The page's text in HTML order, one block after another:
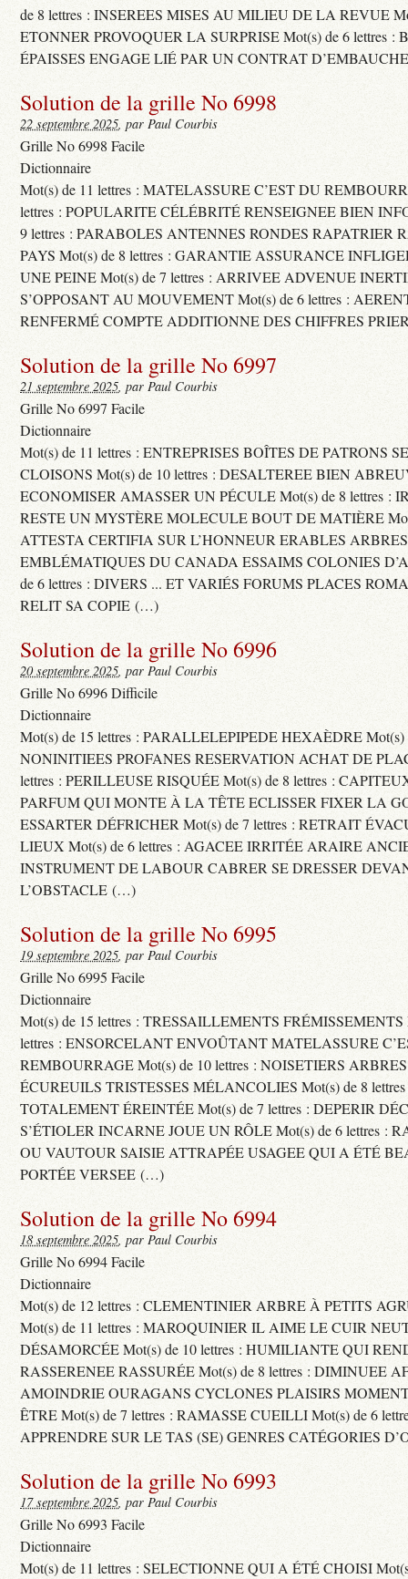
de 8 lettres : INSEREES MISES AU MILIEU DE LA REVUE
ETONNER PROVOQUER LA SURPRISE Mot(s) de 6 lettres :
ÉPAISSES ENGAGE LIÉ PAR UN CONTRAT
Solution de la grille No 6998
22 septembre 2025, par Paul Courbis
Grille No 6998 Facile
Dictionnaire
Mot(s) de 11 lettres : MATELASSURE C’EST DU
lettres : POPULARITE CÉLÉBRITÉ RENSEIGNEE BIEN
9 lettres : PARABOLES ANTENNES RONDES RAPATRIER
PAYS Mot(s) de 8 lettres : GARANTIE ASSURANCE
UNE PEINE Mot(s) de 7 lettres : ARRIVEE ADVENUE
S’OPPOSANT AU MOUVEMENT Mot(s) de 6 lettres :
RENFERMÉ COMPTE ADDITIONNE DES CHIFFRES
Solution de la grille No 6997
21 septembre 2025, par Paul Courbis
Grille No 6997 Facile
Dictionnaire
Mot(s) de 11 lettres : ENTREPRISES BOÎTES DE PATRONS
CLOISONS Mot(s) de 10 lettres : DESALTEREE BIEN
ECONOMISER AMASSER UN PÉCULE Mot(s) de 8 lettres :
RESTE UN MYSTÈRE MOLECULE BOUT DE MATIÈRE
ATTESTA CERTIFIA SUR L’HONNEUR ERABLES ARBRES
EMBLÉMATIQUES DU CANADA ESSAIMS COLONIES
de 6 lettres : DIVERS ... ET VARIÉS FORUMS PLACES
RELIT SA COPIE (…)
Solution de la grille No 6996
20 septembre 2025, par Paul Courbis
Grille No 6996 Difficile
Dictionnaire
Mot(s) de 15 lettres : PARALLELEPIPEDE HEXAÈDRE Mot(s)
NONINITIEES PROFANES RESERVATION ACHAT DE
lettres : PERILLEUSE RISQUÉE Mot(s) de 8 lettres :
PARFUM QUI MONTE À LA TÊTE ECLISSER FIXER LA
ESSARTER DÉFRICHER Mot(s) de 7 lettres : RETRAIT
LIEUX Mot(s) de 6 lettres : AGACEE IRRITÉE ARAIRE
INSTRUMENT DE LABOUR CABRER SE DRESSER
L’OBSTACLE (…)
Solution de la grille No 6995
19 septembre 2025, par Paul Courbis
Grille No 6995 Facile
Dictionnaire
Mot(s) de 15 lettres : TRESSAILLEMENTS FRÉMISSEMENTS
lettres : ENSORCELANT ENVOÛTANT MATELASSURE
REMBOURRAGE Mot(s) de 10 lettres : NOISETIERS
ÉCUREUILS TRISTESSES MÉLANCOLIES Mot(s) de 8
TOTALEMENT ÉREINTÉE Mot(s) de 7 lettres : DEPERIR
S’ÉTIOLER INCARNE JOUE UN RÔLE Mot(s) de 6 lettres :
OU VAUTOUR SAISIE ATTRAPÉE USAGEE QUI A ÉTÉ
PORTÉE VERSEE (…)
Solution de la grille No 6994
18 septembre 2025, par Paul Courbis
Grille No 6994 Facile
Dictionnaire
Mot(s) de 12 lettres : CLEMENTINIER ARBRE À PETITS
Mot(s) de 11 lettres : MAROQUINIER IL AIME LE CUIR
DÉSAMORCÉE Mot(s) de 10 lettres : HUMILIANTE QUI
RASSERENEE RASSURÉE Mot(s) de 8 lettres : DIMINUEE
AMOINDRIE OURAGANS CYCLONES PLAISIRS
ÊTRE Mot(s) de 7 lettres : RAMASSE CUEILLI Mot(s) de 6
APPRENDRE SUR LE TAS (SE) GENRES CATÉGORIES
Solution de la grille No 6993
17 septembre 2025, par Paul Courbis
Grille No 6993 Facile
Dictionnaire
Mot(s) de 11 lettres : SELECTIONNE QUI A ÉTÉ CHOISI